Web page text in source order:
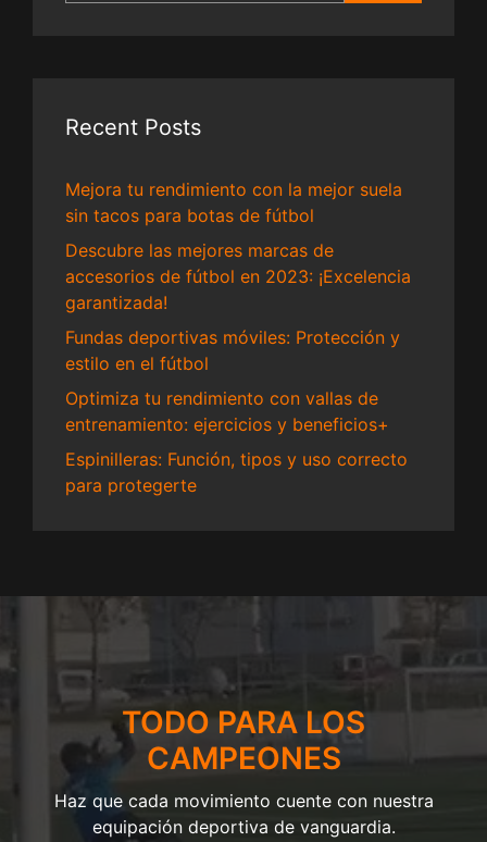
Recent Posts
Mejora tu rendimiento con la mejor suela
sin tacos para botas de fútbol
Descubre las mejores marcas de
accesorios de fútbol en 2023: ¡Excelencia
garantizada!
Fundas deportivas móviles: Protección y
estilo en el fútbol
Optimiza tu rendimiento con vallas de
entrenamiento: ejercicios y beneficios+
Espinilleras: Función, tipos y uso correcto
para protegerte
TODO PARA LOS
CAMPEONES
Haz que cada movimiento cuente con nuestra
equipación deportiva de vanguardia.